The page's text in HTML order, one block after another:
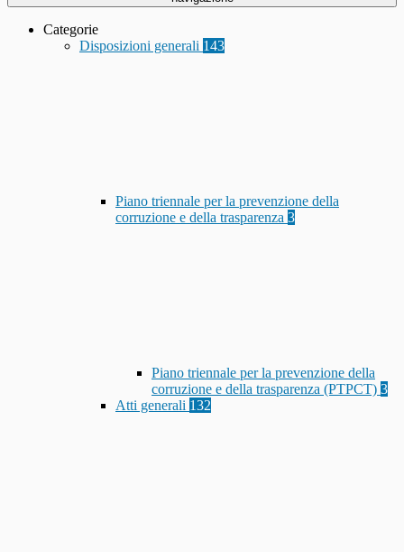
Categorie
Disposizioni generali 143
Piano triennale per la prevenzione della
corruzione e della trasparenza 3
Piano triennale per la prevenzione della
corruzione e della trasparenza (PTPCT) 3
Atti generali 132